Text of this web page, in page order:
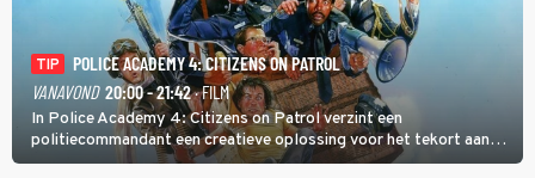
TIP
POLICE ACADEMY 4: CITIZENS ON PATROL
VANAVOND 20:00 - 21:42· FILM
In Police Academy 4: Citizens on Patrol verzint een
politiecommandant een creatieve oplossing voor het tekort aan
agenten.